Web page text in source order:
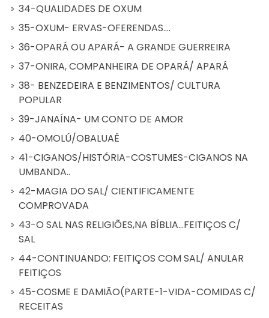
34-QUALIDADES DE OXUM
35-OXUM- ERVAS-OFERENDAS....
36-OPARÁ OU APARÁ- A GRANDE GUERREIRA
37-ONIRA, COMPANHEIRA DE OPARÁ/ APARÁ
38- BENZEDEIRA E BENZIMENTOS/ CULTURA
POPULAR
39-JANAÍNA- UM CONTO DE AMOR
40-OMOLÚ/OBALUAÊ
41-CIGANOS/HISTÓRIA-COSTUMES-CIGANOS NA
UMBANDA..
42-MAGIA DO SAL/ CIENTIFICAMENTE
COMPROVADA
43-O SAL NAS RELIGIÕES,NA BÍBLIA...FEITIÇOS C/
SAL
44-CONTINUANDO: FEITIÇOS COM SAL/ ANULAR
FEITIÇOS
45-COSME E DAMIÃO(PARTE-1-VIDA-COMIDAS C/
RECEITAS